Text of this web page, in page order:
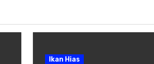
Ikan Hias